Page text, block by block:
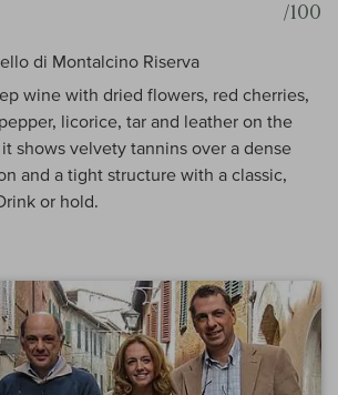
/100
di Montalcino Riserva
wine with dried flowers, red cherries,
licorice, tar and leather on the
shows velvety tannins over a dense
and a tight structure with a classic,
or hold.